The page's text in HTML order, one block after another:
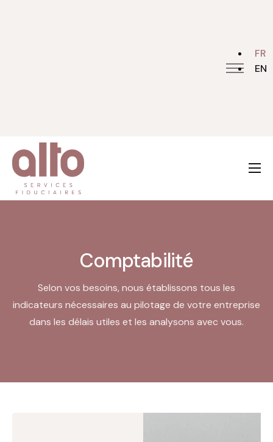
FR
EN
Alto Groupe
A propos
Comptabilité
Autres services
Formulaires
Comptabilité
Selon vos besoins, nous établissons tous les
indicateurs nécessaires au pilotage de votre entreprise
dans les délais utiles et les analysons avec vous.